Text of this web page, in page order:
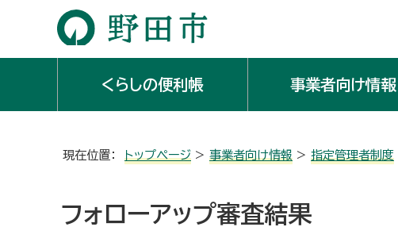
くらしの便利帳 事業者向け情報
現在位置： トップページ > 事業者向け情報 > 指定管理者制度
フォローアップ審査結果